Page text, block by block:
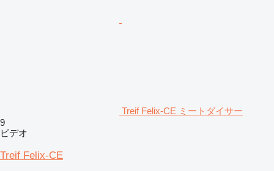
Treif Felix-CE ミートダイサー
9
ビデオ
Treif Felix-CE